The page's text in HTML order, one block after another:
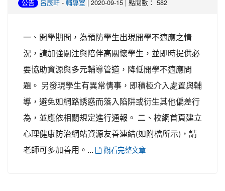
公告 呂辰軒 - 輔導室 | 2020-09-15 | 點閱數： 582
一、開學期間，為預防學生出現開學不適應之情
況，請加強關注與陪伴高關懷學生，並即時提供必
要協助資源與多元輔導管道，降低開學不適應問
題。 另發現學生有異常情事，即積極介入處置與輔
導，避免如網路誘惑而落入陷阱或衍生其他偏差行
為，並應依相關規定進行通報。 二、校網首頁建立
心理健康防治網站資源友善連結(如附檔所示)，請
老師可多加善用。...
觀看完整文章